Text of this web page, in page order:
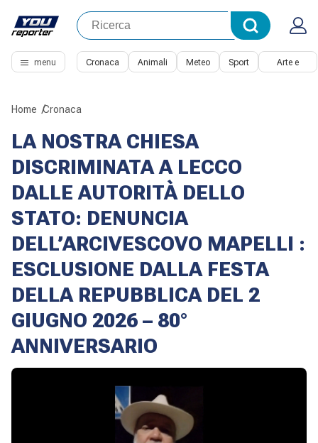
menu Cronaca Animali Meteo Sport Arte e
Home Cronaca
LA NOSTRA CHIESA
DISCRIMINATA A LECCO
DALLE AUTORITÀ DELLO
STATO: DENUNCIA
DELL’ARCIVESCOVO MAPELLI :
ESCLUSIONE DALLA FESTA
DELLA REPUBBLICA DEL 2
GIUGNO 2026 – 80°
ANNIVERSARIO